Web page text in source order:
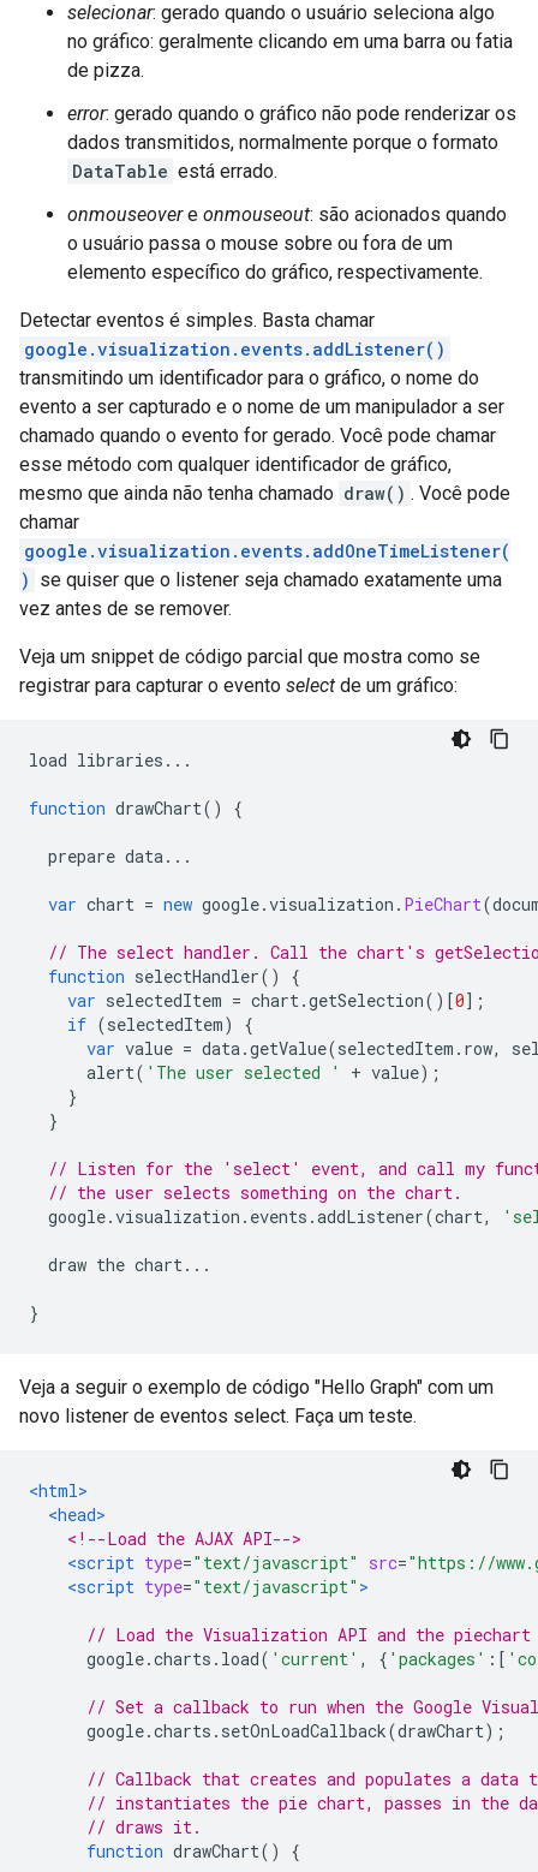
selecionar: gerado quando o usuário seleciona algo
no gráfico: geralmente clicando em uma barra ou fatia
de pizza.
error: gerado quando o gráfico não pode renderizar os
dados transmitidos, normalmente porque o formato
DataTable está errado.
onmouseovere onmouseout: são acionados quando
o usuário passa o mouse sobre ou fora de um
elemento específico do gráfico, respectivamente.
Detectar eventos é simples. Basta chamar
google.visualization.events.addListener()
transmitindo um identificador para o gráfico, o nome do
evento a ser capturado e o nome de um manipulador a ser
chamado quando o evento for gerado. Você pode chamar
esse método com qualquer identificador de gráfico,
mesmo que ainda não tenha chamado draw() . Você pode
chamar
google.visualization.events.addOneTimeListener(
) se quiser que o listener seja chamado exatamente uma
vez antes de se remover.
Veja um snippet de código parcial que mostra como se
registrar para capturar o evento select de um gráfico:
load libraries ...
function drawChart() {
prepare data...
var chart = new google.visualization . PieChart(
// The select handler. Call the chart's
function selectHandler()
{
var selectedItem = chart.getSelection()[0];
if (selectedItem)
{
var value = data.getValue(selectedItem . row,
alert( 'The user selected ' + value);
}
}
// Listen for the 'select' event, and call my
// the user selects something on the chart.
google.visualization . events .addListener(chart,
draw the chart...
}
Veja a seguir o exemplo de código "Hello Graph" com um
novo listener de eventos select. Faça um teste.
<html>
<head>
<!--Load the AJAX API-->
<script type="text/javascript" src="https://
<script type="text/javascript" >
// Load the Visualization API and the piechart
google.charts . load( 'current' , { 'packages' :[
// Set a callback to run when the Google
google.charts . setOnLoadCallback(drawChart);
// Callback that creates and populates a data
// instantiates the pie chart, passes in the
// draws it.
function drawChart() {